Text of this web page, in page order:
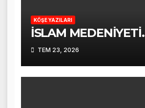
KÖŞE YAZILARI
İSLAM MEDENİYETİ.
TEM 23, 2026